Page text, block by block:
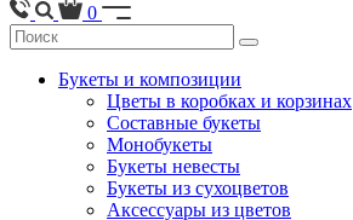
0
Букеты и композиции
Цветы в коробках и корзинах
Составные букеты
Монобукеты
Букеты невесты
Букеты из сухоцветов
Аксессуары из цветов